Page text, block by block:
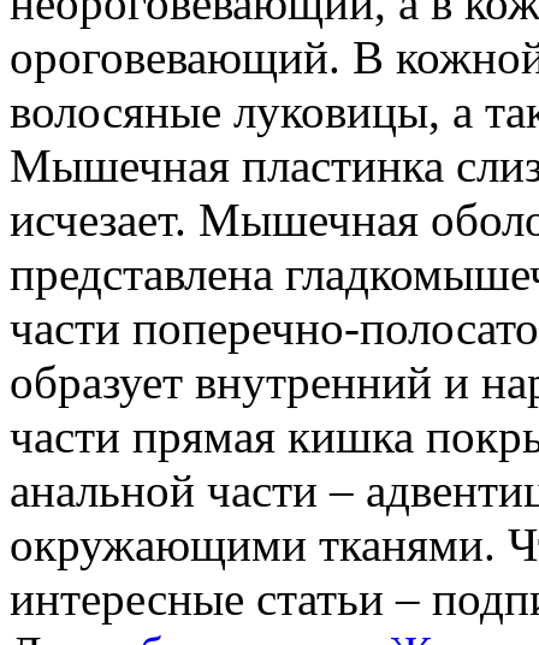
ороговевающий. В
волосяные луковицы, а
Мышечная пластинка
исчезает. Мышечная
представлена
части поперечно-
образует внутренний и
части прямая кишка
анальной части –
окружающими тканями.
интересные статьи –